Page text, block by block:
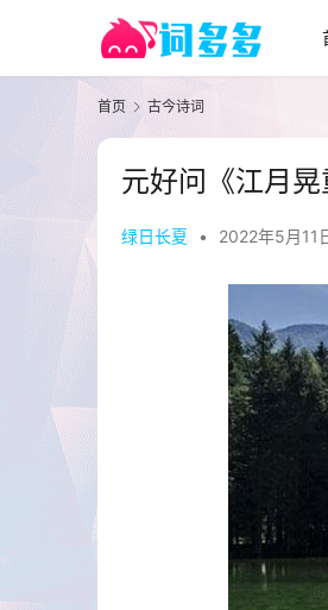
首页 古今诗词
元好问《江月
绿日长夏 • 2022年5月11